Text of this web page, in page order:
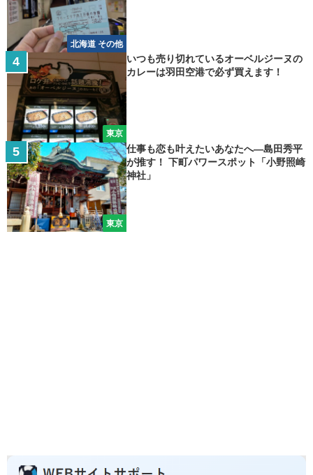
北海道 その他
東京
いつも売り切れているオーベルジーヌの
カレーは羽田空港で必ず買えます！
東京
仕事も恋も叶えたいあなたへ―島田秀平
が推す！ 下町パワースポット「小野照崎
神社」